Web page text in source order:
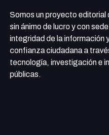
Somos un proyecto editorial
sin ánimo de lucro y con
integridad de la información
confianza ciudadana a
tecnología, investigación e
públicas.